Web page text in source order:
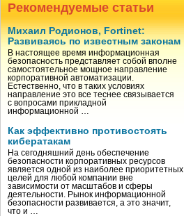
Рекомендуемые статьи
Михаил Родионов, Fortinet:
Развиваясь по известным законам
В настоящее время информационная
безопасность представляет собой вполне
самостоятельное мощное направление
корпоративной автоматизации.
Естественно, что в таких условиях
направление это все теснее связывается
с вопросами прикладной
информационной …
Как эффективно противостоять
кибератакам
На сегодняшний день обеспечение
безопасности корпоративных ресурсов
является одной из наиболее приоритетных
целей для любой компании вне
зависимости от масштабов и сферы
деятельности. Рынок информационной
безопасности развивается, а это значит,
что и …